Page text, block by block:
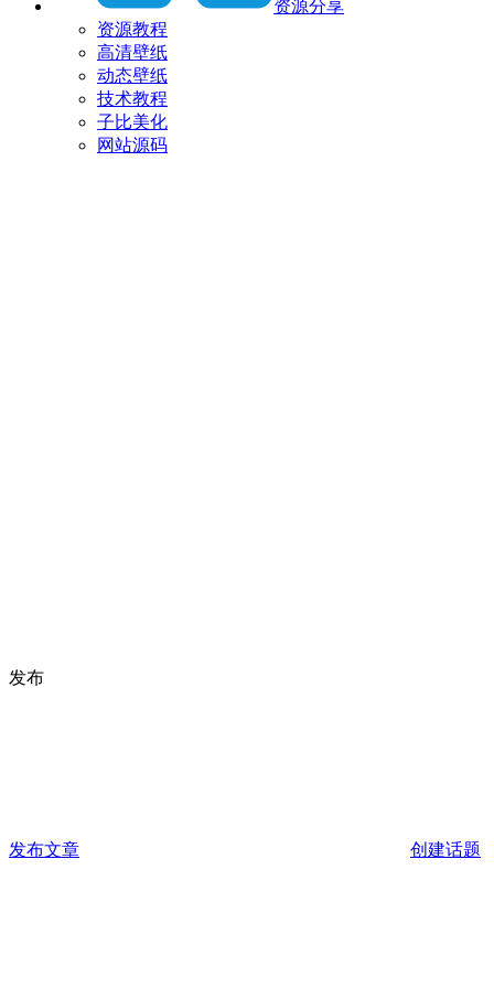
资源分享
资源教程
高清壁纸
动态壁纸
技术教程
子比美化
网站源码
发布
发布文章 创建话题